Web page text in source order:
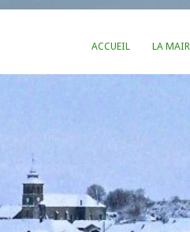
ACCUEIL LA